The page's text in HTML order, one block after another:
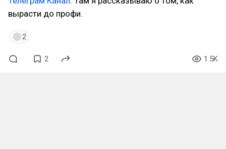
вырасти до профи.
2
2 1.5K